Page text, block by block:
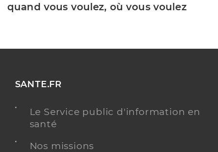
quand vous voulez, où vous voulez
SANTE.FR
Le Service public d'information en
santé
Nos missions